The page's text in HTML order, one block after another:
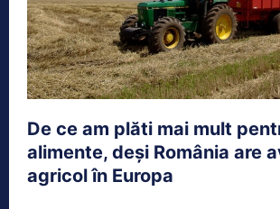
De ce am plăti mai mult
alimente, deși România are
agricol în Europa